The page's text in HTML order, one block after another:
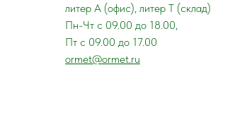
литер А (офис), литер Т (склад)
Пн-Чт с 09.00 до 18.00,
Пт с 09.00 до 17.00
ormet@ormet.ru